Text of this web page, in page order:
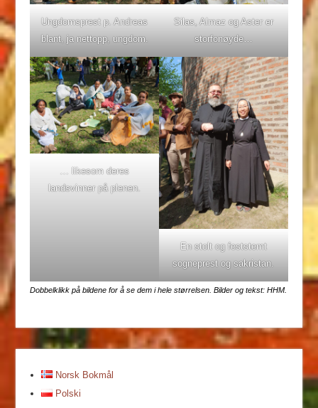
Ungdomsprest p. Andreas
blant, ja nettopp, ungdom.
Silas, Almaz og Aster er
storfonøyde…
… likesom deres
landsvinner på plenen.
En stolt og feststemt
sogneprest og sakristan.
Dobbelklikk på bildene for å se dem i hele størrelsen. Bilder og tekst: HHM.
Norsk Bokmål
Polski